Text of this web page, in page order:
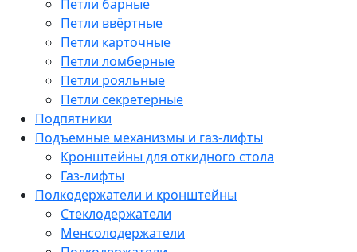
Петли барные
Петли ввёртные
Петли карточные
Петли ломберные
Петли рояльные
Петли секретерные
Подпятники
Подъемные механизмы и газ-лифты
Кронштейны для откидного стола
Газ-лифты
Полкодержатели и кронштейны
Стеклодержатели
Менсолодержатели